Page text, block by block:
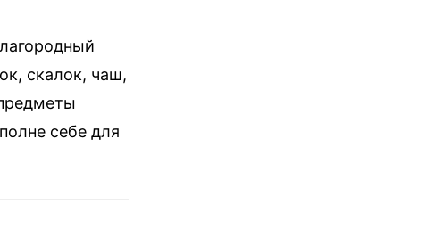
скалок, чаш,
себе для